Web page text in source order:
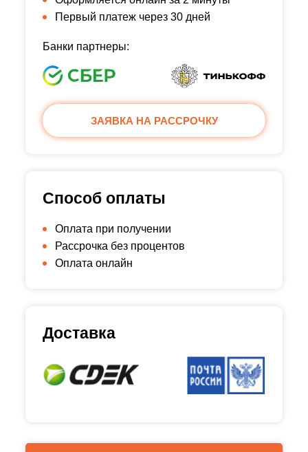
Первый платеж через 30 дней
Банки партнеры:
ЗАЯВКА НА РАССРОЧКУ
Способ оплаты
Оплата при получении
Рассрочка без процентов
Оплата онлайн
Доставка